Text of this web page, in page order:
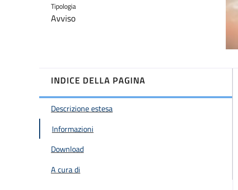
Tipologia
Avviso
INDICE DELLA PAGINA
Descrizione estesa
Informazioni
Download
A cura di